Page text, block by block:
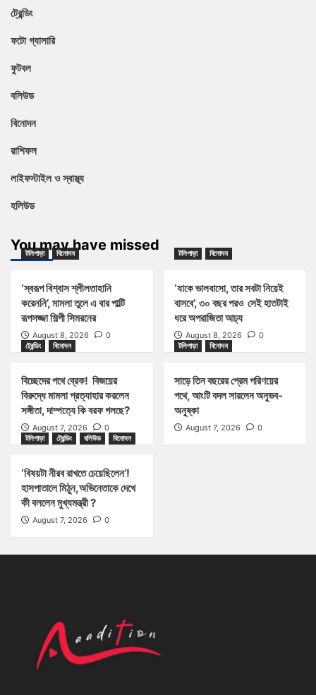
ট্রেন্ডিং
ফটো গ্যালারি
ফুটবল
বলিউড
বিনোদন
রাশিফল
লাইফস্টাইল ও স্বাস্থ্য
হলিউড
You may have missed
টলিপাড়া বিনোদন
‘স্বরূপ বিশ্বাস শ্লীলতাহানি
করেননি’, মামলা তুলে এ বার পাল্টি
রূপসজ্জা শিল্পী সিমরনের
August 8, 2026 0
টলিপাড়া বিনোদন
‘যাকে ভালবাসো, তার সবটা নিয়েই
বাসবে’, ৩০ বছর পরও সেই হাতটাই
ধরে অপরাজিতা আঢ্য
August 8, 2026
0
ট্রেন্ডিং
বিনোদন
বিচ্ছেদের পথে ব্রেক! বিজয়ের
বিরুদ্ধে মামলা প্রত্যাহার করলেন
সঙ্গীতা, দাম্পত্যে কি বরফ গলছে?
August 7, 2026 0
টলিপাড়া বিনোদন
সাড়ে তিন বছরের প্রেম পরিণয়ের
পথে, আংটি বদল সারলেন অনুভব-
অনুষ্কা
August 7, 2026
0
টলিপাড়া
ট্রেন্ডিং বলিউড বিনোদন
‘বিষয়টা নীরব রাখতে চেয়েছিলেন’!
হাসপাতালে মিঠুন,অভিনেতাকে দেখে
কী বললেন মুখ্যমন্ত্রী ?
August 7, 2026 0